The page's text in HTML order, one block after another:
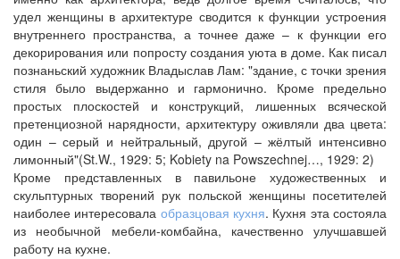
удел женщины в архитектуре сводится к функции устроения
внутреннего пространства, а точнее даже – к функции его
декорирования или попросту создания уюта в доме. Как писал
познаньский художник Владыслав Лам: "здание, с точки зрения
стиля было выдержанно и гармонично. Кроме предельно
простых плоскостей и конструкций, лишенных всяческой
претенциозной нарядности, архитектуру оживляли два цвета:
один – серый и нейтральный, другой – жёлтый интенсивно
лимонный"(St.W., 1929: 5; Kobiety na Powszechnej…, 1929: 2)
Кроме представленных в павильоне художественных и
скульптурных творений рук польской женщины посетителей
наиболее интересовала образцовая кухня. Кухня эта состояла
из необычной мебели-комбайна, качественно улучшавшей
работу на кухне.